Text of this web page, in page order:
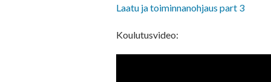
Laatu ja toiminnanohjaus part 3
Koulutusvideo: